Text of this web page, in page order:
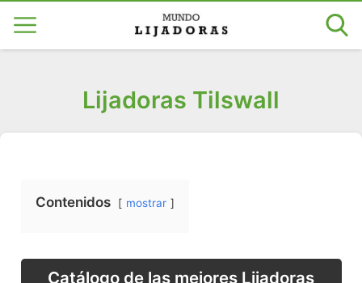
Lijadoras Tilswall
Contenidos mostrar
Catálogo de las mejores Lijadoras